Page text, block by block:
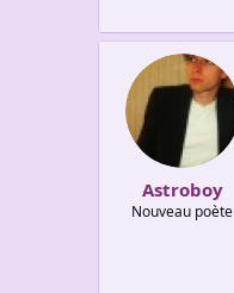
Astroboy
Nouveau poète